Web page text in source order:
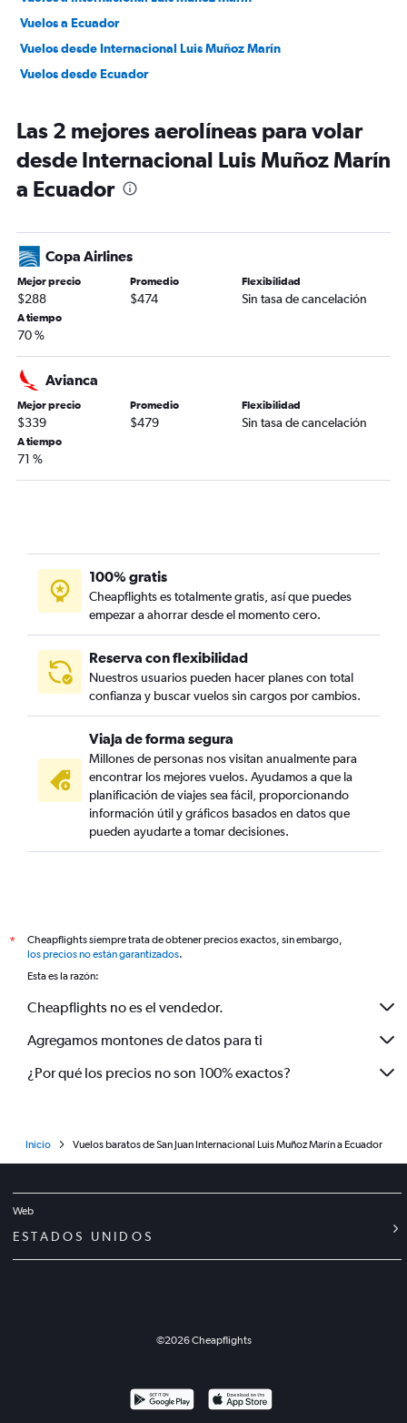
Vuelos a Ecuador
Vuelos desde Internacional Luis Muñoz Marín
Vuelos desde Ecuador
Las 2 mejores aerolíneas para volar
desde Internacional Luis Muñoz Marín
a Ecuador
Copa Airlines
Mejor precio
$288
Promedio
$474
Flexibilidad
Sin tasa de cancelación
A tiempo
70 %
Avianca
Mejor precio
$339
Promedio
$479
Flexibilidad
Sin tasa de cancelación
A tiempo
71 %
100% gratis
Cheapflights es totalmente gratis, así que puedes
empezar a ahorrar desde el momento cero.
Reserva con flexibilidad
Nuestros usuarios pueden hacer planes con total
confianza y buscar vuelos sin cargos por cambios.
Viaja de forma segura
Millones de personas nos visitan anualmente para
encontrar los mejores vuelos. Ayudamos a que la
planificación de viajes sea fácil, proporcionando
información útil y gráficos basados en datos que
pueden ayudarte a tomar decisiones.
*
Cheapflights siempre trata de obtener precios exactos, sin embargo,
los precios no están garantizados.
Esta es la razón:
Cheapflights no es el vendedor.
Agregamos montones de datos para ti
¿Por qué los precios no son 100% exactos?
Inicio Vuelos baratos de San Juan Internacional Luis Muñoz Marín a Ecuador
Web
ESTADOS UNIDOS
©2026Cheapflights